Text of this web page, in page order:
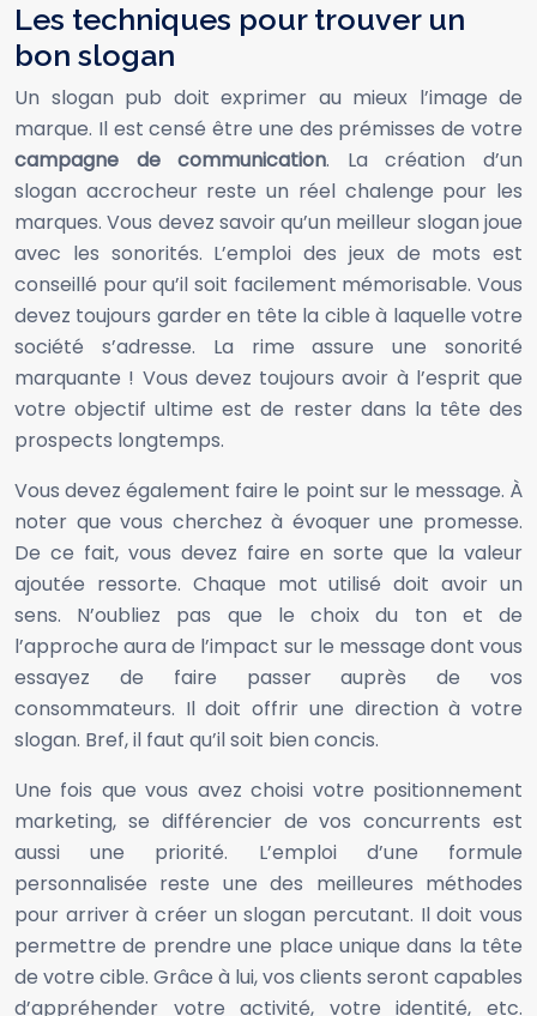
Les techniques pour trouver un
bon slogan
Un slogan pub doit exprimer au mieux l’image de
marque. Il est censé être une des prémisses de votre
campagne de communication. La création d’un
slogan accrocheur reste un réel chalenge pour les
marques. Vous devez savoir qu’un meilleur slogan joue
avec les sonorités. L’emploi des jeux de mots est
conseillé pour qu’il soit facilement mémorisable. Vous
devez toujours garder en tête la cible à laquelle votre
société s’adresse. La rime assure une sonorité
marquante ! Vous devez toujours avoir à l’esprit que
votre objectif ultime est de rester dans la tête des
prospects longtemps.
Vous devez également faire le point sur le message. À
noter que vous cherchez à évoquer une promesse.
De ce fait, vous devez faire en sorte que la valeur
ajoutée ressorte. Chaque mot utilisé doit avoir un
sens. N’oubliez pas que le choix du ton et de
l’approche aura de l’impact sur le message dont vous
essayez de faire passer auprès de vos
consommateurs. Il doit offrir une direction à votre
slogan. Bref, il faut qu’il soit bien concis.
Une fois que vous avez choisi votre positionnement
marketing, se différencier de vos concurrents est
aussi une priorité. L’emploi d’une formule
personnalisée reste une des meilleures méthodes
pour arriver à créer un slogan percutant. Il doit vous
permettre de prendre une place unique dans la tête
de votre cible. Grâce à lui, vos clients seront capables
d’appréhender votre activité, votre identité, etc.